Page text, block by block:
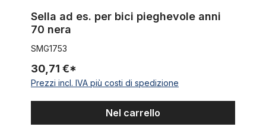
Sella ad es. per bici pieghevole anni
70 nera
SMG1753
30,71 €*
Prezzi incl. IVA più costi di spedizione
Nel carrello